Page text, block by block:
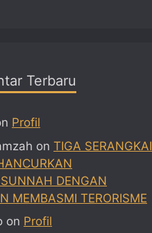
Terbaru
Profil
on TIGA SERANGKAI
DENGAN
MEMBASMI TERORISME
on Profil